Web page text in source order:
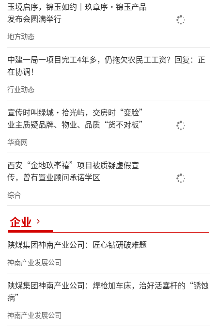
玉境启序，锦玉如约｜玖章序・锦玉产品
发布会圆满举行
地方动态
中建一局一项目完工4年多，仍拖欠农民工工资？回复：正
在协调！
行业动态
宣传时叫绿城·拾光屿，交房时“变脸”
业主质疑品牌、物业、品质“货不对板”
华商网
西安“金地玖峯禧”项目被质疑虚假宣
传，曾有置业顾问承诺学区
综合
企业
陕煤集团神南产业公司：匠心钻研破难题
神南产业发展公司
陕煤集团神南产业公司：焊枪加车床，治好活塞杆的“锈蚀
病”
神南产业发展公司